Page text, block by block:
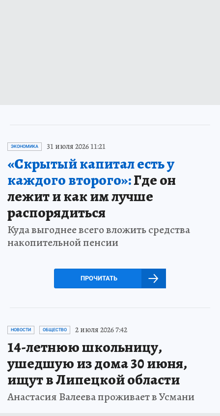
ЭКОНОМИКА 31 июля 2026 11:21
«Скрытый капитал есть у
каждого второго»:Где он
лежит и как им лучше
распорядиться
Куда выгоднее всего вложить средства
накопительной пенсии
ПРОЧИТАТЬ
НОВОСТИ ОБЩЕСТВО 2 июля 2026 7:42
14-летнюю школьницу,
ушедшую из дома 30 июня,
ищут в Липецкой области
Анастасия Валеева проживает в Усмани